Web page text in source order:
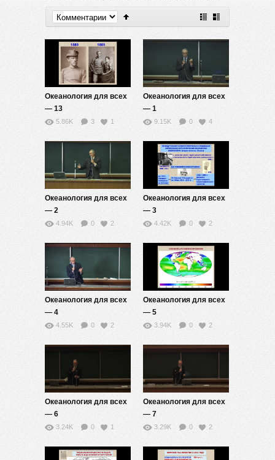
Океанология для всех
— 13
5.86K 3 1
Океанология для всех
— 1
9.15K 0 4
Океанология для всех
— 2
4.94K 0 2
Океанология для всех
— 3
4.42K 0 2
Океанология для всех
— 4
4.55K 0 2
Океанология для всех
— 5
3.94K 0 2
Океанология для всех
— 6
3.24K 0 1
Океанология для всех
— 7
3.29K 0 2